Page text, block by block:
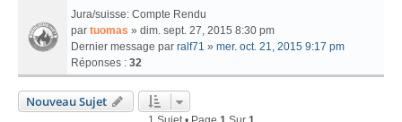
Jura/suisse: Compte Rendu
par tuomas » dim. sept. 27, 2015 8:30 pm
Dernier message par ralf71 » mer. oct. 21, 2015 9:17 pm
Réponses : 32
Nouveau Sujet